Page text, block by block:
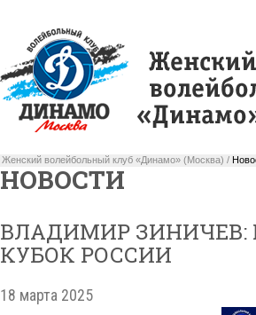
Женский волейбольный клуб «Динамо» (Москва) /
НОВОСТИ
ВЛАДИМИР ЗИНИЧЕВ:
КУБОК РОССИИ
18 марта 2025